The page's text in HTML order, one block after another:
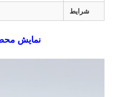
شرایط
نمایش